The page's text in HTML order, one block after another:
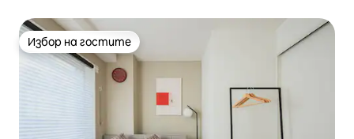
Избор на гостите
Избор на гостите